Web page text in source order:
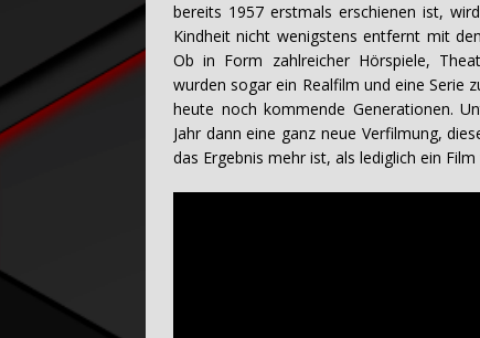
bereits 1957 erstmals erschienen ist,
Kindheit nicht wenigstens entfernt mit
Ob in Form zahlreicher Hörspiele,
wurden sogar ein Realfilm und eine Serie
heute noch kommende Generationen.
Jahr dann eine ganz neue Verfilmung,
das Ergebnis mehr ist, als lediglich ein